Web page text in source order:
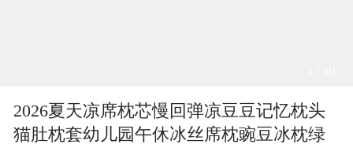
2026夏天凉席枕芯慢回弹凉豆豆记忆枕头
猫肚枕套幼儿园午休冰丝席枕豌豆冰枕绿